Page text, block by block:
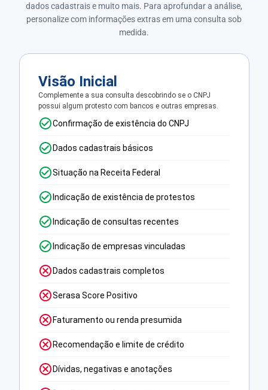
dados cadastrais e muito mais. Para aprofundar a análise,
personalize com informações extras em uma consulta sob
medida.
Visão Inicial
Complemente a sua consulta descobrindo se o CNPJ
possui algum protesto com bancos e outras empresas.
Confirmação de existência do CNPJ
Dados cadastrais básicos
Situação na Receita Federal
Indicação de existência de protestos
Indicação de consultas recentes
Indicação de empresas vinculadas
Dados cadastrais completos
Serasa Score Positivo
Faturamento ou renda presumida
Recomendação e limite de crédito
Dívidas, negativas e anotações